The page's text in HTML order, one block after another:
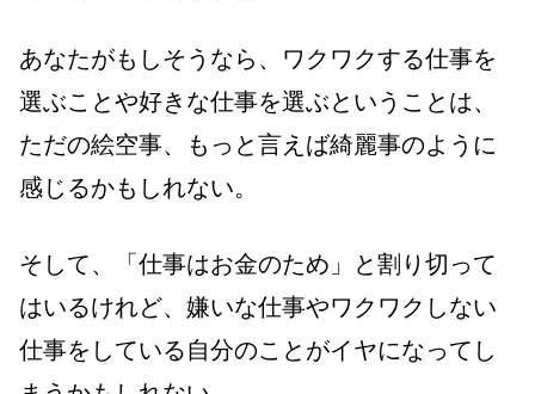
あなたがもしそうなら、ワクワクする仕事を
選ぶことや好きな仕事を選ぶということは、
ただの絵空事、もっと言えば綺麗事のように
感じるかもしれない。
そして、「仕事はお金のため」と割り切って
はいるけれど、嫌いな仕事やワクワクしない
仕事をしている自分のことがイヤになってし